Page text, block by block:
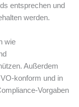
entsprechen und
werden.
wie
Außerdem
konform und in
Vorgaben